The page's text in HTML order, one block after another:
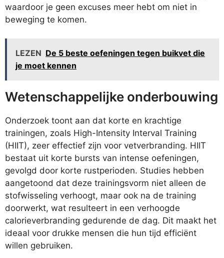
waardoor je geen excuses meer hebt om niet in
beweging te komen.
LEZEN De 5 beste oefeningen tegen buikvet die
je moet kennen
Wetenschappelijke onderbouwing
Onderzoek toont aan dat korte en krachtige
trainingen, zoals High-Intensity Interval Training
(HIIT), zeer effectief zijn voor vetverbranding. HIIT
bestaat uit korte bursts van intense oefeningen,
gevolgd door korte rustperioden. Studies hebben
aangetoond dat deze trainingsvorm niet alleen de
stofwisseling verhoogt, maar ook na de training
doorwerkt, wat resulteert in een verhoogde
calorieverbranding gedurende de dag. Dit maakt het
ideaal voor drukke mensen die hun tijd efficiënt
willen gebruiken.